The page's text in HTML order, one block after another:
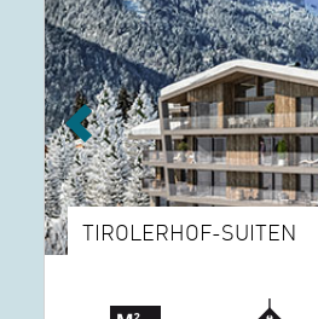
Previous
TIROLERHOF-SUITEN